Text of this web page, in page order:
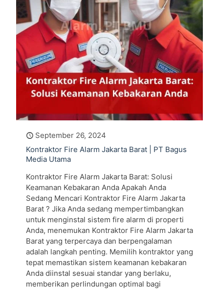
September 26, 2024
Kontraktor Fire Alarm Jakarta Barat | PT Bagus
Media Utama
Kontraktor Fire Alarm Jakarta Barat: Solusi
Keamanan Kebakaran Anda Apakah Anda
Sedang Mencari Kontraktor Fire Alarm Jakarta
Barat ? Jika Anda sedang mempertimbangkan
untuk menginstal sistem fire alarm di properti
Anda, menemukan Kontraktor Fire Alarm Jakarta
Barat yang terpercaya dan berpengalaman
adalah langkah penting. Memilih kontraktor yang
tepat memastikan sistem keamanan kebakaran
Anda diinstal sesuai standar yang berlaku,
memberikan perlindungan optimal bagi